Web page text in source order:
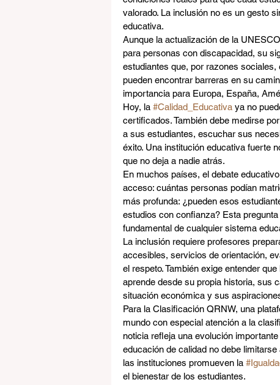
valorado. La inclusión no es un gesto
educativa.
Aunque la actualización de la
para personas con discapacidad, su
estudiantes que, por razones
pueden encontrar barreras en su
importancia para Europa, España,
Hoy, la #Calidad_Educativa ya no
certificados. También debe medirse
a sus estudiantes, escuchar sus
éxito. Una institución educativa fuerte
que no deja a nadie atrás.
En muchos países, el debate
acceso: cuántas personas podían
más profunda: ¿pueden esos
estudios con confianza? Esta
fundamental de cualquier sistema
La inclusión requiere profesores
accesibles, servicios de orientación,
el respeto. También exige entender
aprende desde su propia historia, sus
situación económica y sus
Para la Clasificación QRNW, una
mundo con especial atención a la
noticia refleja una evolución
educación de calidad no debe
las instituciones promueven la
el bienestar de los estudiantes.